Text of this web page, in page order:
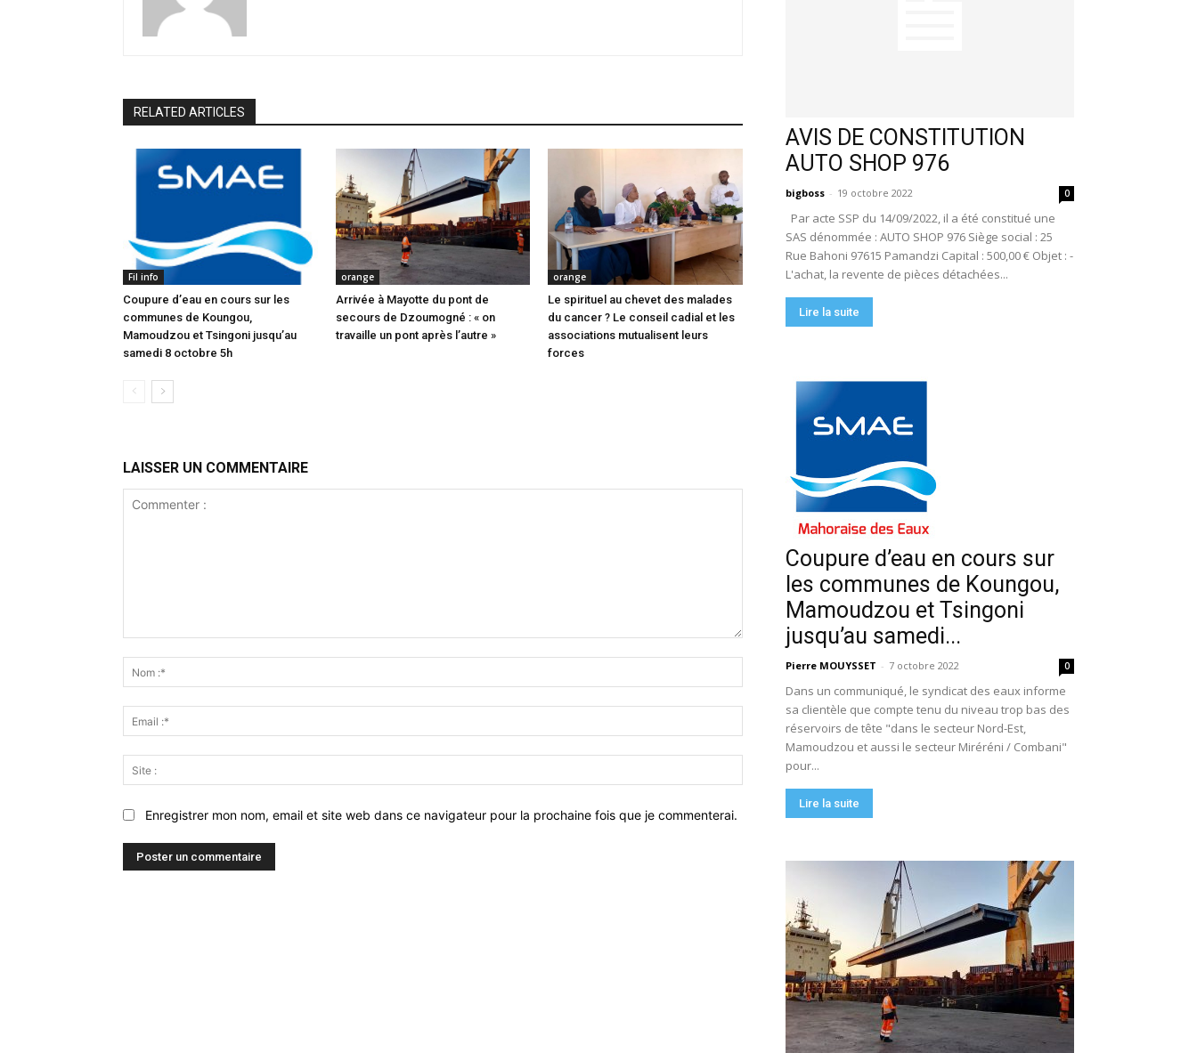
RELATED ARTICLES
Fil info
Coupure d’eau en cours sur les
communes de Koungou,
Mamoudzou et Tsingoni jusqu’au
samedi 8 octobre 5h
orange
Arrivée à Mayotte du pont de
secours de Dzoumogné : « on
travaille un pont après l’autre »
orange
Le spirituel au chevet des malades
du cancer ? Le conseil cadial et les
associations mutualisent leurs
forces
LAISSER UN COMMENTAIRE
:*
:*
:
Enregistrer mon nom, email et site web dans ce navigateur pour la prochaine fois que je commenterai.
AVIS DE CONSTITUTION
AUTO SHOP 976
bigboss - 19 octobre 2022 0
Par acte SSP du 14/09/2022, il a été constitué une
SAS dénommée : AUTO SHOP 976 Siège social : 25
Rue Bahoni 97615 Pamandzi Capital : 500,00 € Objet : -
L'achat, la revente de pièces détachées...
Lire la suite
Coupure d’eau en cours sur
les communes de Koungou,
Mamoudzou et Tsingoni
jusqu’au samedi...
Pierre MOUYSSET - 7 octobre 2022 0
Dans un communiqué, le syndicat des eaux informe
sa clientèle que compte tenu du niveau trop bas des
réservoirs de tête "dans le secteur Nord-Est,
Mamoudzou et aussi le secteur Miréréni / Combani"
pour...
Lire la suite